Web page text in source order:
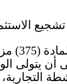
(375)
أن يتولى